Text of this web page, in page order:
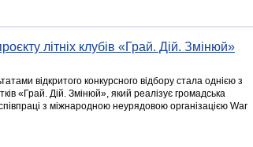
літніх клубів «Грай. Дій. Змінюй»
відкритого конкурсного відбору стала однією з
«Грай. Дій. Змінюй», який реалізує громадська
з міжнародною неурядовою організацією War